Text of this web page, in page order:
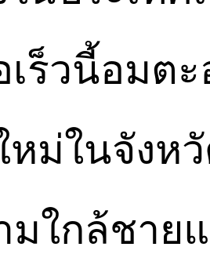
เร็วนี้อมต
ม่ในจังห
มใกล้ชาย